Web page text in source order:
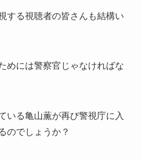
する視聴者の皆さんも結構い
めには警察官じゃなければな
いる亀山薫が再び警視庁に入
のでしょうか？